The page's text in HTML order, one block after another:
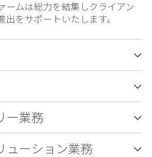
ームは総力を結集しクライアン
出をサポートいたします。
ー業務
ューション業務